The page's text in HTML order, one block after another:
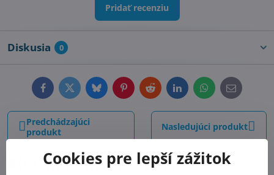
Pridať recenziu
Diskusia 0
FacebookTwitterBlueskyPinterestRedditLinkedInWhatsApp
E-
mail
Predchádzajúci
produkt
Nasledujúci produkt
Alternatívne produkty
Cookies pre lepší zážitok